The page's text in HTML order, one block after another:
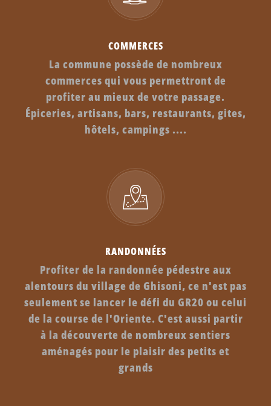
COMMERCES
La commune possède de nombreux
commerces qui vous permettront de
profiter au mieux de votre passage.
Épiceries, artisans, bars, restaurants, gites,
hôtels, campings ....
RANDONNÉES
Profiter de la randonnée pédestre aux
alentours du village de Ghisoni, ce n'est pas
seulement se lancer le défi du GR20 ou celui
de la course de l'Oriente. C'est aussi partir
à la découverte de nombreux sentiers
aménagés pour le plaisir des petits et
grands